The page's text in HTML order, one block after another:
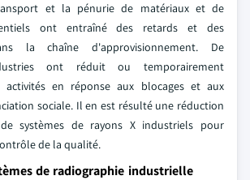
et la pénurie de matériaux et de
ont entraîné des retards et des
la chaîne d'approvisionnement. De
ont réduit ou temporairement
en réponse aux blocages et aux
sociale. Il en est résulté une réduction
systèmes de rayons X industriels pour
de la qualité.
de radiographie industrielle